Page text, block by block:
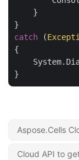
    }
catch (
{
Aspose.Cells
Cloud API to